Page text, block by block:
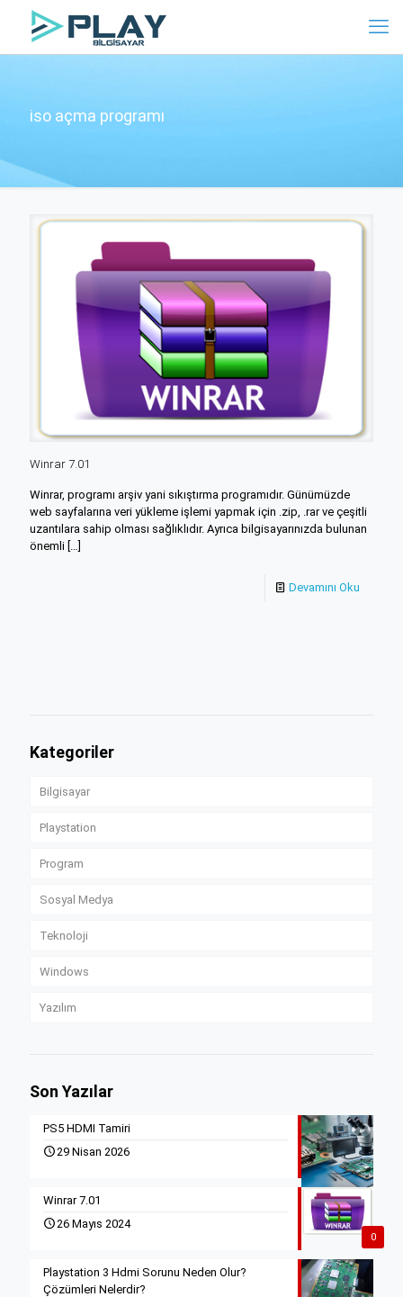
iso açma programı
Winrar 7.01
Winrar, programı arşiv yani sıkıştırma programıdır. Günümüzde
web sayfalarına veri yükleme işlemi yapmak için .zip, .rar ve çeşitli
uzantılara sahip olması sağlıklıdır. Ayrıca bilgisayarınızda bulunan
önemli
Devamını Oku
Kategoriler
Bilgisayar
Playstation
Program
Sosyal Medya
Teknoloji
Windows
Yazılım
Son Yazılar
PS5 HDMI Tamiri
29 Nisan 2026
0
Winrar 7.01
26 Mayıs 2024
Playstation 3 Hdmi Sorunu Neden Olur?
Çözümleri Nelerdir?